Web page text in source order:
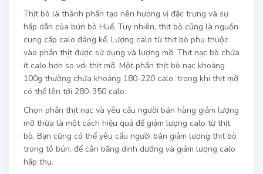
Thịt bò là thành phần tạo nên hương vị đặc trưng và sự
hấp dẫn của bún bò Huế. Tuy nhiên, thịt bò cũng là nguồn
cung cấp calo đáng kể. Lượng calo từ thịt bò phụ thuộc
vào phần thịt được sử dụng và lượng mỡ. Thịt nạc bò chứa
ít calo hơn so với thịt mỡ. Một phần thịt bò nạc khoảng
100g thường chứa khoảng 180-220 calo, trong khi thịt mỡ
có thể lên tới 280-350 calo.
Chọn phần thịt nạc và yêu cầu người bán hàng giảm lượng
mỡ thừa là một cách hiệu quả để giảm lượng calo từ thịt
bò. Bạn cũng có thể yêu cầu người bán giảm lượng thịt bò
trong tô bún, để cân bằng dinh dưỡng và giảm lượng calo
hấp thụ.